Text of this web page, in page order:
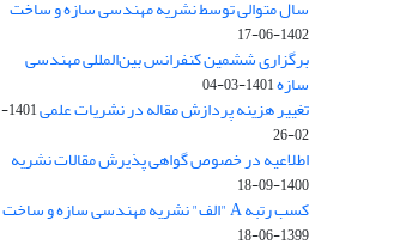
سال متوالی توسط نشریه مهندسی سازه و ساخت
1402-06-17
برگزاری ششمین کنفرانس بین‌المللی مهندسی
سازه1401-03-04
تغییر هزینه پردازش مقاله در نشریات علمی
1401-
02-26
اطلاعیه در خصوص گواهی پذیرش مقالات نشریه
1400-09-18
کسب رتبه A "الف" نشریه مهندسی سازه و ساخت
1399-06-18